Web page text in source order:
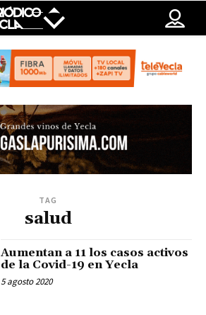
TAG
salud
Aumentan a 11 los casos activos
de la Covid-19 en Yecla
5 agosto 2020